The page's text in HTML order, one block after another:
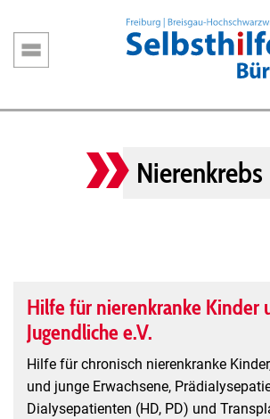
zum
Inhalt
Hauptnavigation
Nierenkrebs
Hilfe für nierenkranke Kinder
Jugendliche e.V.
Hilfe für chronisch nierenkranke
und junge Erwachsene,
Dialysepatienten (HD, PD) und